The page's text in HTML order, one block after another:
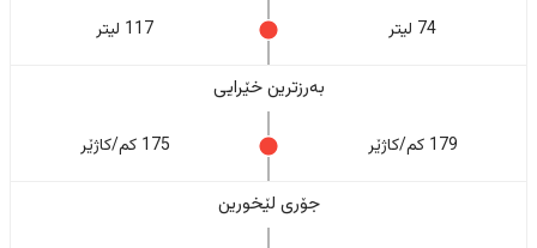
74 لیتر 117 لیتر
بەرزترین خێرایی
179 کم/کاژێر 175 کم/کاژێر
جۆری لێخورین